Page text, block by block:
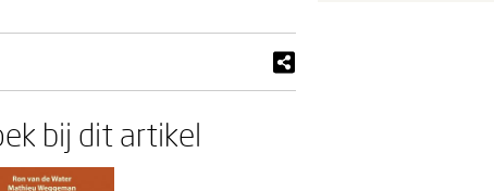
bij dit artikel